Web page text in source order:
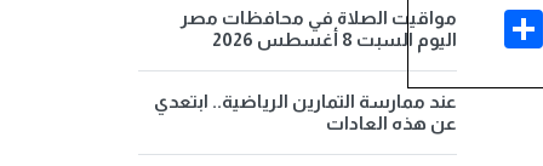
Share
مواقيت الصلاة في محافظات مصر
اليوم السبت 8 أغسطس 2026
عند ممارسة التمارين الرياضية.. ابتعدي
عن هذه العادات